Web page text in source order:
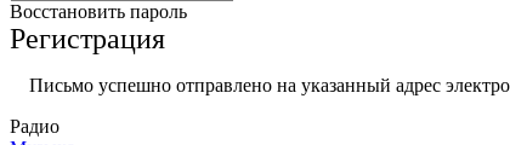
Восстановить пароль
Регистрация
Письмо успешно отправлено на указанный адрес
Радио